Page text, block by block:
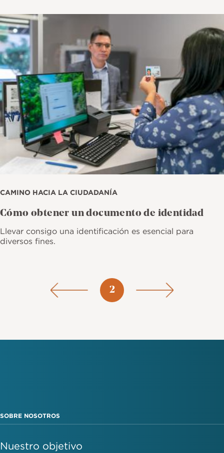
Imagen
CAMINO HACIA LA CIUDADANÍA
Cómo obtener un documento de identidad
Llevar consigo una identificación es esencial para
diversos fines.
Página
2
SOBRE NOSOTROS
Nuestro objetivo